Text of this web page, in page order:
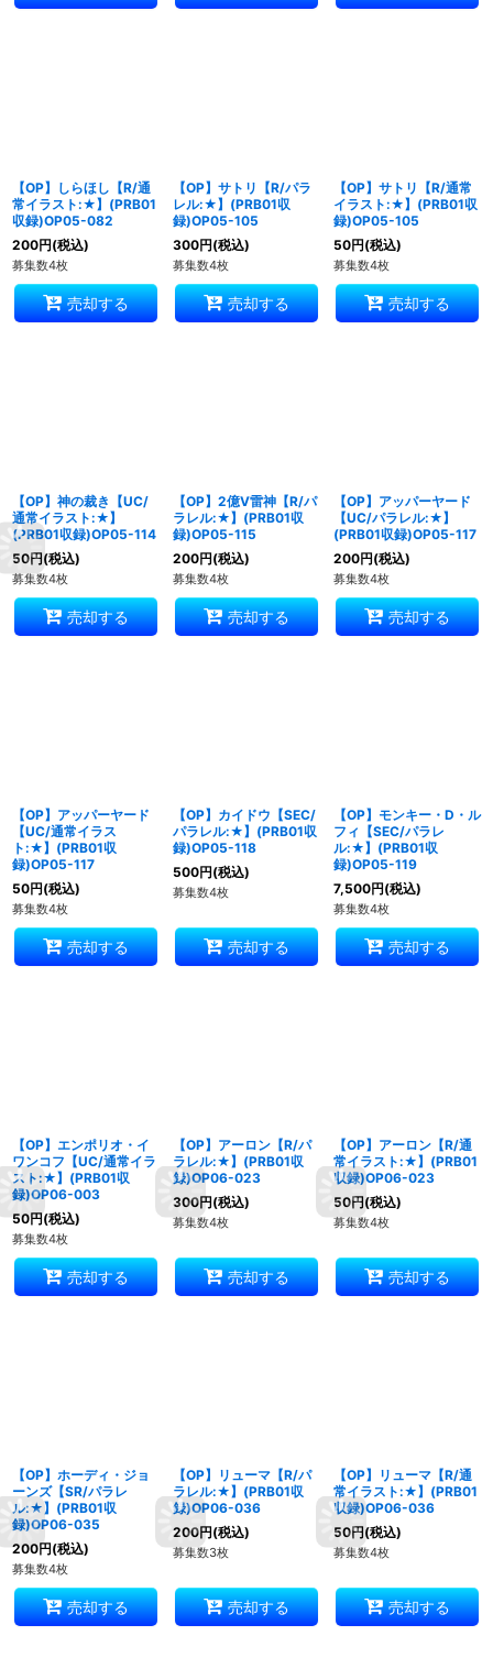
【OP】しらほし【R/通
常イラスト:★】(PRB01
収録)OP05-082
200円(税込)
募集数4枚
売却する
【OP】サトリ【R/パラ
レル:★】(PRB01収
録)OP05-105
300円(税込)
募集数4枚
売却する
【OP】サトリ【R/通常
イラスト:★】(PRB01収
録)OP05-105
50円(税込)
募集数4枚
売却する
【OP】神の裁き【UC/
通常イラスト:★】
(PRB01収録)OP05-114
50円(税込)
募集数4枚
売却する
【OP】2億V雷神【R/パ
ラレル:★】(PRB01収
録)OP05-115
200円(税込)
募集数4枚
売却する
【OP】アッパーヤード
【UC/パラレル:★】
(PRB01収録)OP05-117
200円(税込)
募集数4枚
売却する
【OP】アッパーヤード
【UC/通常イラス
ト:★】(PRB01収
録)OP05-117
50円(税込)
募集数4枚
売却する
【OP】カイドウ【SEC/
パラレル:★】(PRB01収
録)OP05-118
500円(税込)
募集数4枚
売却する
【OP】モンキー・D・ル
フィ【SEC/パラレ
ル:★】(PRB01収
録)OP05-119
7,500円(税込)
募集数4枚
売却する
【OP】エンポリオ・イ
ワンコフ【UC/通常イラ
スト:★】(PRB01収
録)OP06-003
50円(税込)
募集数4枚
売却する
【OP】アーロン【R/パ
ラレル:★】(PRB01収
録)OP06-023
300円(税込)
募集数4枚
売却する
【OP】アーロン【R/通
常イラスト:★】(PRB01
収録)OP06-023
50円(税込)
募集数4枚
売却する
【OP】ホーディ・ジョ
ーンズ【SR/パラレ
ル:★】(PRB01収
録)OP06-035
200円(税込)
募集数4枚
売却する
【OP】リューマ【R/パ
ラレル:★】(PRB01収
録)OP06-036
200円(税込)
募集数3枚
売却する
【OP】リューマ【R/通
常イラスト:★】(PRB01
収録)OP06-036
50円(税込)
募集数4枚
売却する